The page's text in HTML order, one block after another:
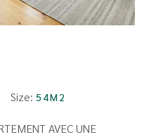
Size: 54M2
AVEC UNE